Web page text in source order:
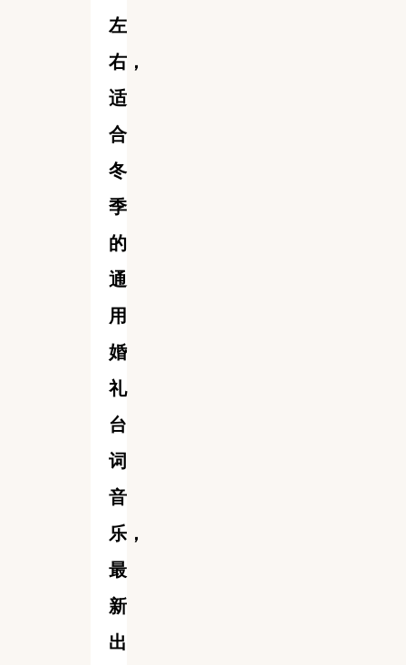
左
右，
适
合
冬
季
的
通
用
婚
礼
台
词
音
乐，
最
新
出